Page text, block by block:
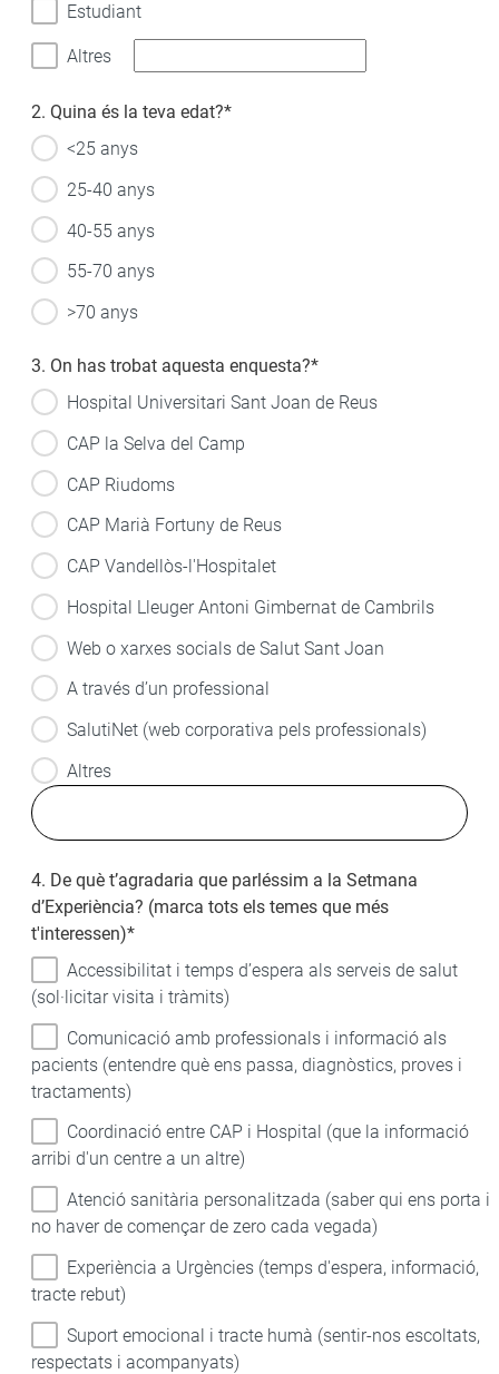
Estudiant
Altres
2. Quina és la teva edat?*
<25 anys
25-40 anys
40-55 anys
55-70 anys
>70 anys
3. On has trobat aquesta enquesta?*
Hospital Universitari Sant Joan de Reus
CAP la Selva del Camp
CAP Riudoms
CAP Marià Fortuny de Reus
CAP Vandellòs-l'Hospitalet
Hospital Lleuger Antoni Gimbernat de Cambrils
Web o xarxes socials de Salut Sant Joan
A través d’un professional
SalutiNet (web corporativa pels professionals)
Altres
4. De què t’agradaria que parléssim a la Setmana
d’Experiència? (marca tots els temes que més
t'interessen)*
Accessibilitat i temps d’espera als serveis de salut
(sol·licitar visita i tràmits)
Comunicació amb professionals i informació als
pacients (entendre què ens passa, diagnòstics, proves i
tractaments)
Coordinació entre CAP i Hospital (que la informació
arribi d'un centre a un altre)
Atenció sanitària personalitzada (saber qui ens porta i
no haver de començar de zero cada vegada)
Experiència a Urgències (temps d'espera, informació,
tracte rebut)
Suport emocional i tracte humà (sentir-nos escoltats,
respectats i acompanyats)